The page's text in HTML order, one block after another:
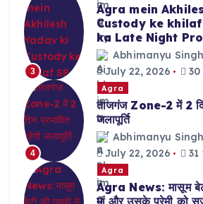
3
Agra mein
Custody ke
ka Late Night
Abhimanyu Singh
July 22, 2026
4
Agra
ताजगंज Zone-2 में 2
जलापूर्ति
Abhimanyu Singh
July 22, 2026
31
Agra
Agra News: मासूम